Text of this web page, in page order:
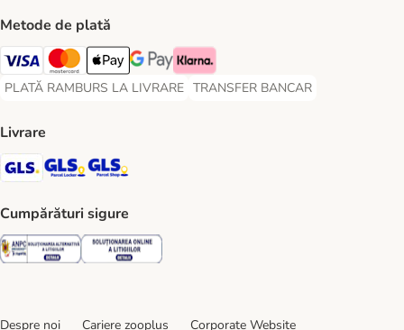
Metode de plată
Visa Payment Method
Master Card Payment Method
Apple Pay Payment Method
Google Pay Payment Method
Klarna Payment Method
PLATĂ RAMBURS LA LIVRARE
PLATĂ RAMBURS LA LIVRARE Payment Method
TRANSFER BANCAR
TRANSFER BANCAR Payment
Livrare
GLS Shipping Method
GLS Locker Shipping Method
Cumpărături sigure
Security Security
Despre noi Cariere zooplus Corporate Website